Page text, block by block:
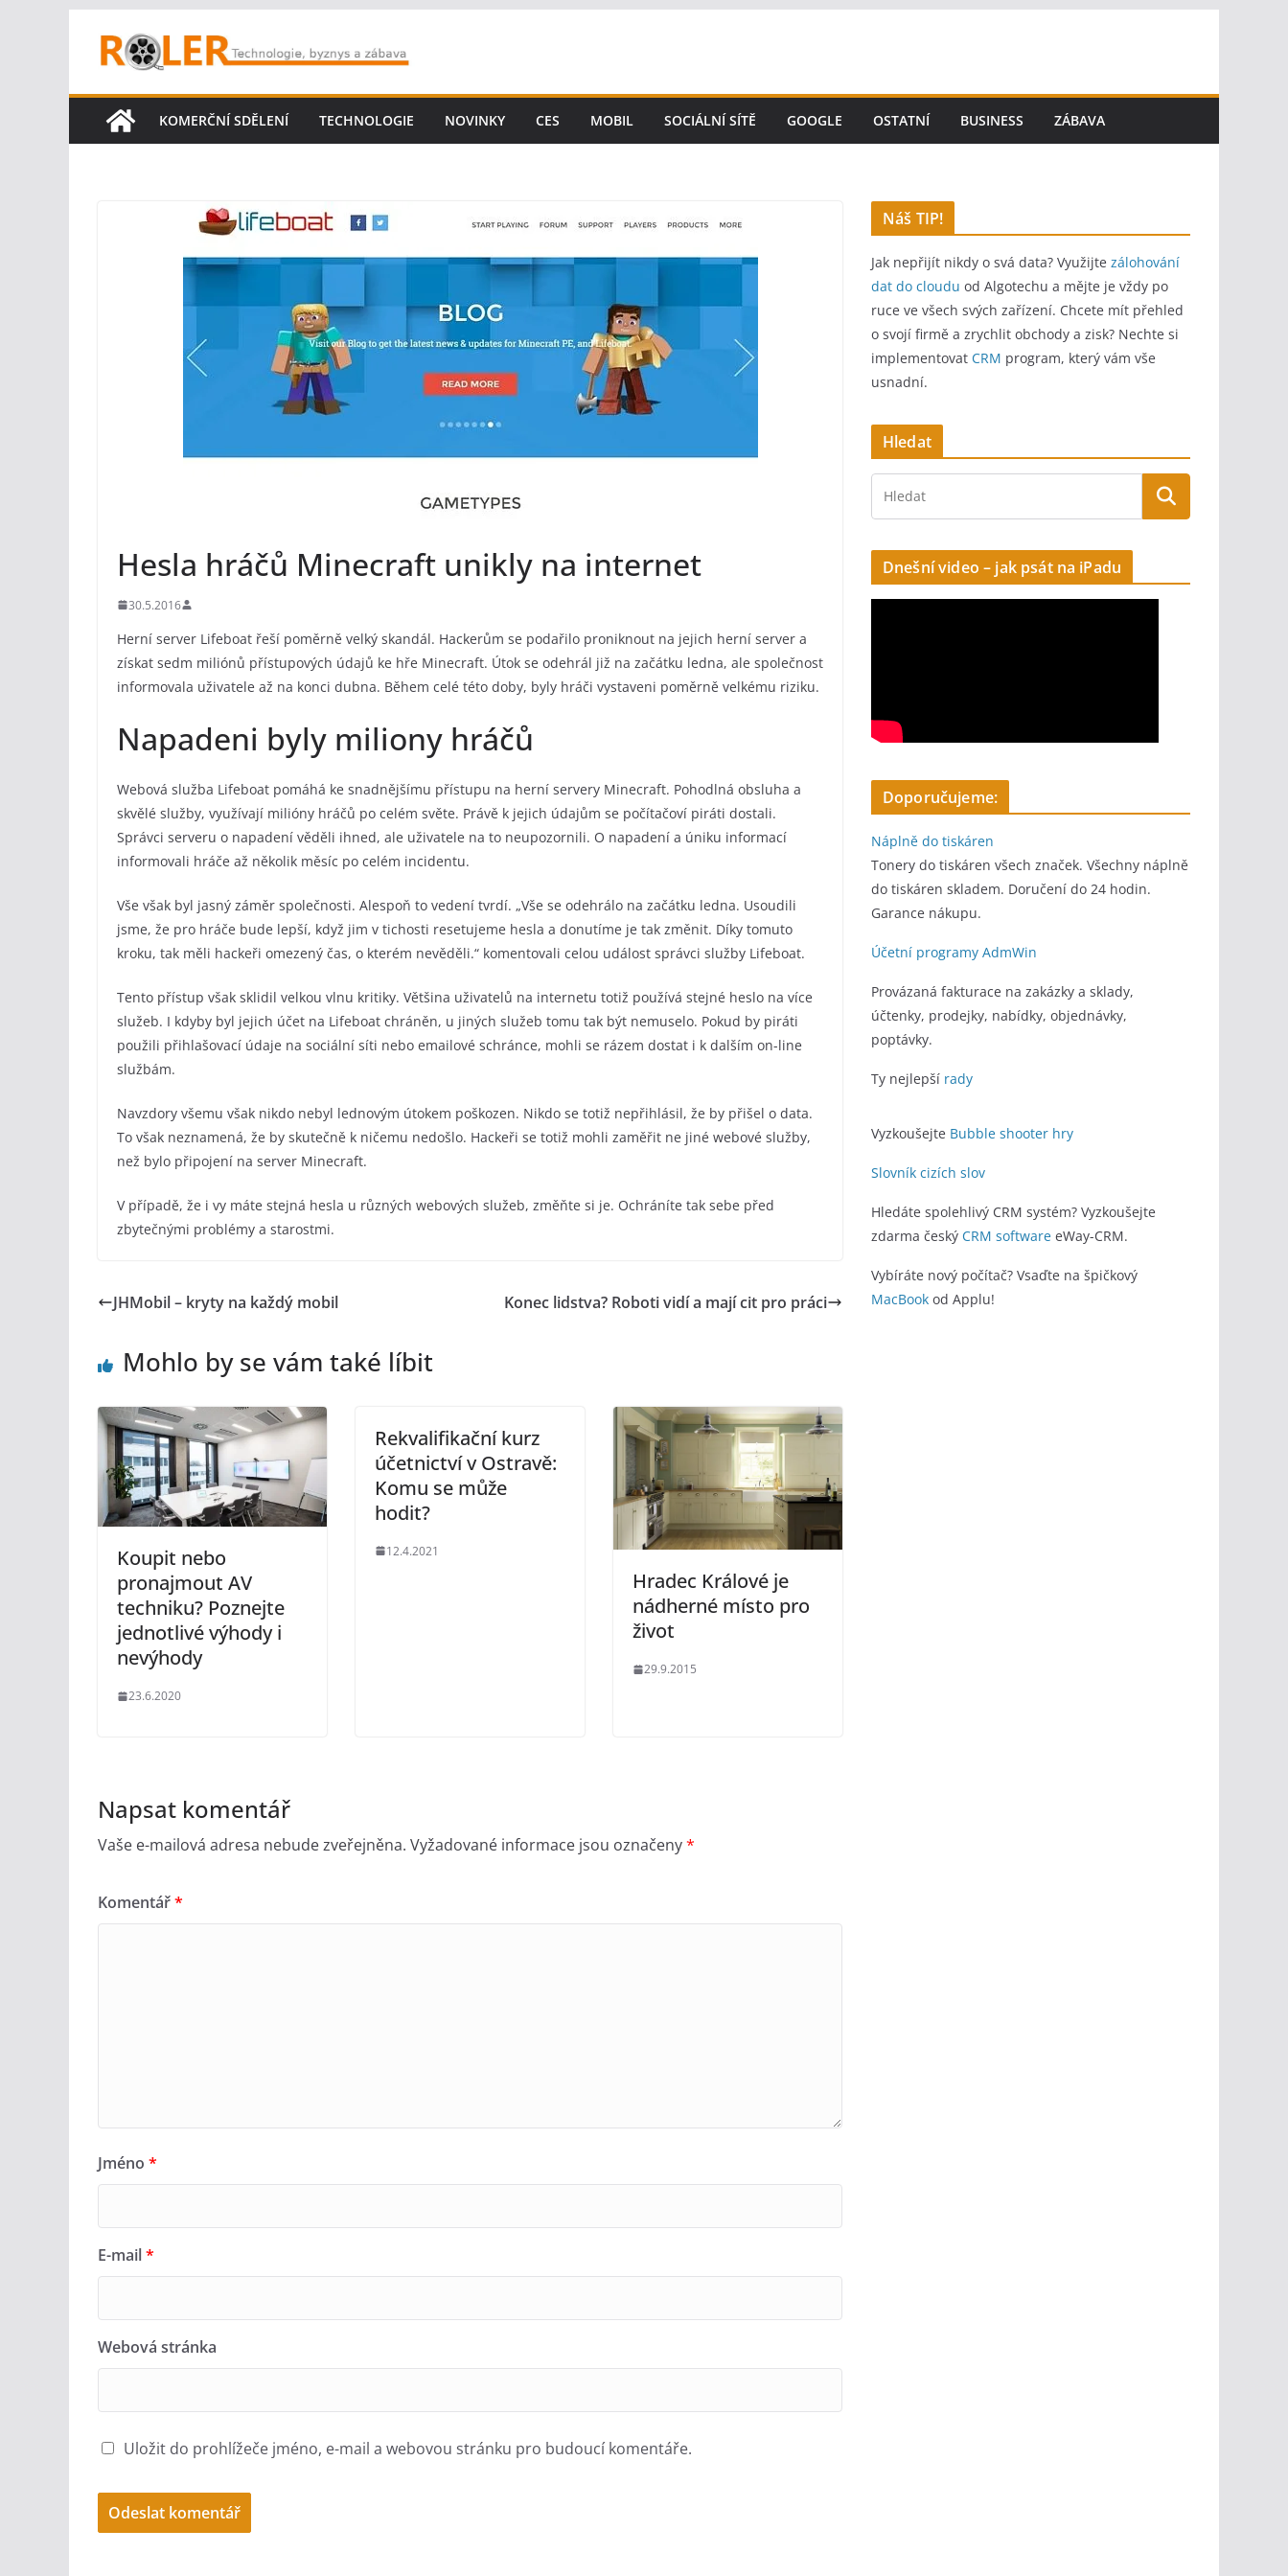
KOMERČNÍ SDĚLENÍ TECHNOLOGIE NOVINKY CES MOBIL SOCIÁLNÍ SÍTĚ GOOGLE OSTATNÍ BUSINESS ZÁBAVA
Hesla hráčů Minecraft unikly na internet
30.5.2016
Herní server Lifeboat řeší poměrně velký skandál. Hackerům se podařilo proniknout na jejich herní server a
získat sedm miliónů přístupových údajů ke hře Minecraft. Útok se odehrál již na začátku ledna, ale společnost
informovala uživatele až na konci dubna. Během celé této doby, byly hráči vystaveni poměrně velkému riziku.
Napadeni byly miliony hráčů
Webová služba Lifeboat pomáhá ke snadnějšímu přístupu na herní servery Minecraft. Pohodlná obsluha a
skvělé služby, využívají milióny hráčů po celém světe. Právě k jejich údajům se počítačoví piráti dostali.
Správci serveru o napadení věděli ihned, ale uživatele na to neupozornili. O napadení a úniku informací
informovali hráče až několik měsíc po celém incidentu.
Vše však byl jasný záměr společnosti. Alespoň to vedení tvrdí. „Vše se odehrálo na začátku ledna. Usoudili
jsme, že pro hráče bude lepší, když jim v tichosti resetujeme hesla a donutíme je tak změnit. Díky tomuto
kroku, tak měli hackeři omezený čas, o kterém nevěděli.“ komentovali celou událost správci služby Lifeboat.
Tento přístup však sklidil velkou vlnu kritiky. Většina uživatelů na internetu totiž používá stejné heslo na více
služeb. I kdyby byl jejich účet na Lifeboat chráněn, u jiných služeb tomu tak být nemuselo. Pokud by piráti
použili přihlašovací údaje na sociální síti nebo emailové schránce, mohli se rázem dostat i k dalším on-line
službám.
Navzdory všemu však nikdo nebyl lednovým útokem poškozen. Nikdo se totiž nepřihlásil, že by přišel o data.
To však neznamená, že by skutečně k ničemu nedošlo. Hackeři se totiž mohli zaměřit ne jiné webové služby,
než bylo připojení na server Minecraft.
V případě, že i vy máte stejná hesla u různých webových služeb, změňte si je. Ochráníte tak sebe před
zbytečnými problémy a starostmi.
JHMobil – kryty na každý mobil Konec lidstva? Roboti vidí a mají cit pro práci
Mohlo by se vám také líbit
Koupit nebo
pronajmout AV
techniku? Poznejte
jednotlivé výhody i
nevýhody
23.6.2020
Rekvalifikační kurz
účetnictví v Ostravě:
Komu se může
hodit?
12.4.2021
Hradec Králové je
nádherné místo pro
život
29.9.2015
Napsat komentář
Vaše e-mailová adresa nebude zveřejněna. Vyžadované informace jsou označeny*
Komentář*
Jméno *
E-mail*
Webová stránka
Uložit do prohlížeče jméno, e-mail a webovou stránku pro budoucí komentáře.
Náš TIP!
Jak nepřijít nikdy o svá data? Využijte zálohování
dat do cloudu od Algotechu a mějte je vždy po
ruce ve všech svých zařízení. Chcete mít přehled
o svojí firmě a zrychlit obchody a zisk? Nechte si
implementovat CRM program, který vám vše
usnadní.
Hledat
Dnešní video – jak psát na iPadu
Doporučujeme:
Náplně do tiskáren
Tonery do tiskáren všech značek. Všechny náplně
do tiskáren skladem. Doručení do 24 hodin.
Garance nákupu.
Účetní programy AdmWin
Provázaná fakturace na zakázky a sklady,
účtenky, prodejky, nabídky, objednávky,
poptávky.
Ty nejlepší rady
Vyzkoušejte Bubble shooter hry
Slovník cizích slov
Hledáte spolehlivý CRM systém? Vyzkoušejte
zdarma český CRM software eWay-CRM.
Vybíráte nový počítač? Vsaďte na špičkový
MacBook od Applu!